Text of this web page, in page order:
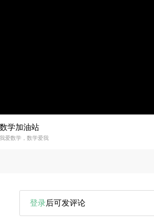
数学加油站
我爱数学，数学爱我
登录后可发评论